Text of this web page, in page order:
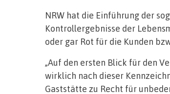
NRW hat die Einführung der
Kontrollergebnisse der
oder gar Rot für die Kunden
„Auf den ersten Blick für den
wirklich nach dieser
Gaststätte zu Recht für